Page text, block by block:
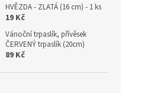
HVĚZDA - ZLATÁ (16 cm) - 1 ks
19 Kč
Vánoční trpaslík, přívěsek
ČERVENÝ trpaslík (20cm)
89 Kč